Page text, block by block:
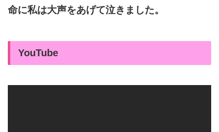
命に私は大声をあげて泣きました。
YouTube